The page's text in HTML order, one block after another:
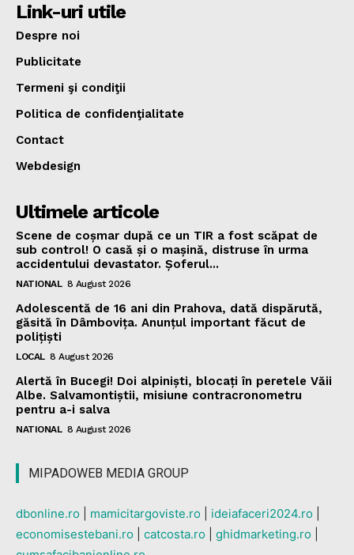
Link-uri utile
Despre noi
Publicitate
Termeni şi condiţii
Politica de confidenţialitate
Contact
Webdesign
Ultimele articole
Scene de coșmar după ce un TIR a fost scăpat de
sub control! O casă și o mașină, distruse în urma
accidentului devastator. Șoferul...
NATIONAL 8 August 2026
Adolescentă de 16 ani din Prahova, dată dispărută,
găsită în Dâmbovița. Anunțul important făcut de
polițiști
LOCAL 8 August 2026
Alertă în Bucegi! Doi alpiniști, blocați în peretele Văii
Albe. Salvamontiștii, misiune contracronometru
pentru a-i salva
NATIONAL 8 August 2026
MIPADOWEB MEDIA GROUP
dbonline.ro mamicitargoviste.ro ideiafaceri2024.ro
economisestebani.ro
catcosta.ro ghidmarketing.ro